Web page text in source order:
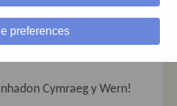
Cymraeg y Wern!
preferences